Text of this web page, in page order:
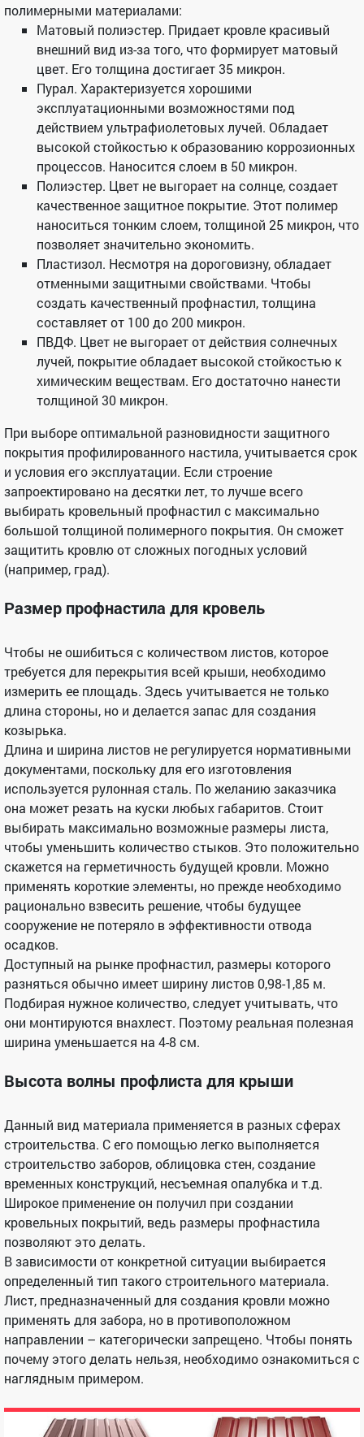
полимерными материалами:
Матовый полиэстер. Придает кровле красивый
внешний вид из-за того, что формирует матовый
цвет. Его толщина достигает 35 микрон.
Пурал. Характеризуется хорошими
эксплуатационными возможностями под
действием ультрафиолетовых лучей. Обладает
высокой стойкостью к образованию коррозионных
процессов. Наносится слоем в 50 микрон.
Полиэстер. Цвет не выгорает на солнце, создает
качественное защитное покрытие. Этот полимер
наноситься тонким слоем, толщиной 25 микрон, что
позволяет значительно экономить.
Пластизол. Несмотря на дороговизну, обладает
отменными защитными свойствами. Чтобы
создать качественный профнастил, толщина
составляет от 100 до 200 микрон.
ПВДФ. Цвет не выгорает от действия солнечных
лучей, покрытие обладает высокой стойкостью к
химическим веществам. Его достаточно нанести
толщиной 30 микрон.
При выборе оптимальной разновидности защитного
покрытия профилированного настила, учитывается срок
и условия его эксплуатации. Если строение
запроектировано на десятки лет, то лучше всего
выбирать кровельный профнастил с максимально
большой толщиной полимерного покрытия. Он сможет
защитить кровлю от сложных погодных условий
(например, град).
Размер профнастила для кровель
Чтобы не ошибиться с количеством листов, которое
требуется для перекрытия всей крыши, необходимо
измерить ее площадь. Здесь учитывается не только
длина стороны, но и делается запас для создания
козырька.
Длина и ширина листов не регулируется нормативными
документами, поскольку для его изготовления
используется рулонная сталь. По желанию заказчика
она может резать на куски любых габаритов. Стоит
выбирать максимально возможные размеры листа,
чтобы уменьшить количество стыков. Это положительно
скажется на герметичность будущей кровли. Можно
применять короткие элементы, но прежде необходимо
рационально взвесить решение, чтобы будущее
сооружение не потеряло в эффективности отвода
осадков.
Доступный на рынке профнастил, размеры которого
разняться обычно имеет ширину листов 0,98-1,85 м.
Подбирая нужное количество, следует учитывать, что
они монтируются внахлест. Поэтому реальная полезная
ширина уменьшается на 4-8 см.
Высота волны профлиста для крыши
Данный вид материала применяется в разных сферах
строительства. С его помощью легко выполняется
строительство заборов, облицовка стен, создание
временных конструкций, несъемная опалубка и т.д.
Широкое применение он получил при создании
кровельных покрытий, ведь размеры профнастила
позволяют это делать.
В зависимости от конкретной ситуации выбирается
определенный тип такого строительного материала.
Лист, предназначенный для создания кровли можно
применять для забора, но в противоположном
направлении – категорически запрещено. Чтобы понять
почему этого делать нельзя, необходимо ознакомиться с
наглядным примером.